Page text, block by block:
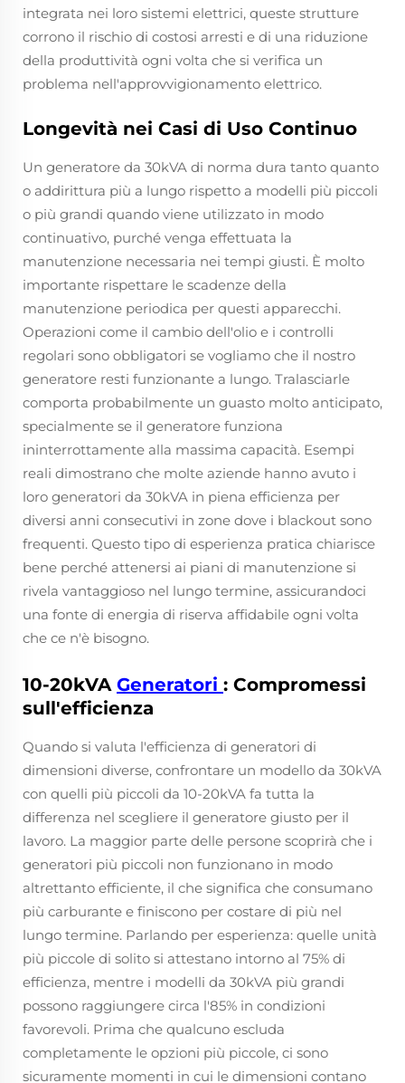
integrata nei loro sistemi elettrici, queste strutture
corrono il rischio di costosi arresti e di una riduzione
della produttività ogni volta che si verifica un
problema nell'approvvigionamento elettrico.
Longevità nei Casi di Uso Continuo
Un generatore da 30kVA di norma dura tanto quanto
o addirittura più a lungo rispetto a modelli più piccoli
o più grandi quando viene utilizzato in modo
continuativo, purché venga effettuata la
manutenzione necessaria nei tempi giusti. È molto
importante rispettare le scadenze della
manutenzione periodica per questi apparecchi.
Operazioni come il cambio dell'olio e i controlli
regolari sono obbligatori se vogliamo che il nostro
generatore resti funzionante a lungo. Tralasciarle
comporta probabilmente un guasto molto anticipato,
specialmente se il generatore funziona
ininterrottamente alla massima capacità. Esempi
reali dimostrano che molte aziende hanno avuto i
loro generatori da 30kVA in piena efficienza per
diversi anni consecutivi in zone dove i blackout sono
frequenti. Questo tipo di esperienza pratica chiarisce
bene perché attenersi ai piani di manutenzione si
rivela vantaggioso nel lungo termine, assicurandoci
una fonte di energia di riserva affidabile ogni volta
che ce n'è bisogno.
10-20kVA Generatori : Compromessi
sull'efficienza
Quando si valuta l'efficienza di generatori di
dimensioni diverse, confrontare un modello da 30kVA
con quelli più piccoli da 10-20kVA fa tutta la
differenza nel scegliere il generatore giusto per il
lavoro. La maggior parte delle persone scoprirà che i
generatori più piccoli non funzionano in modo
altrettanto efficiente, il che significa che consumano
più carburante e finiscono per costare di più nel
lungo termine. Parlando per esperienza: quelle unità
più piccole di solito si attestano intorno al 75% di
efficienza, mentre i modelli da 30kVA più grandi
possono raggiungere circa l'85% in condizioni
favorevoli. Prima che qualcuno escluda
completamente le opzioni più piccole, ci sono
sicuramente momenti in cui le dimensioni contano